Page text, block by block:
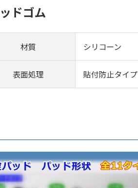
ドゴム
材質 シリコーン
表面処理 貼付防止タイプ